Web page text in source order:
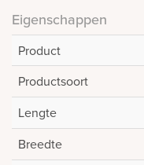
Eigenschappen
Product
Productsoort
Lengte
Breedte